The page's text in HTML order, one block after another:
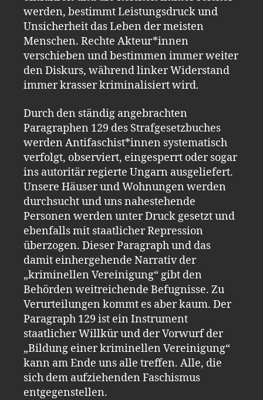
werden, bestimmt Leistungsdruck und
Unsicherheit das Leben der meisten
Menschen. Rechte Akteur*innen
verschieben und bestimmen immer weiter
den Diskurs, während linker Widerstand
immer krasser kriminalisiert wird.
Durch den ständig angebrachten
Paragraphen 129 des Strafgesetzbuches
werden Antifaschist*innen systematisch
verfolgt, observiert, eingesperrt oder sogar
ins autoritär regierte Ungarn ausgeliefert.
Unsere Häuser und Wohnungen werden
durchsucht und uns nahestehende
Personen werden unter Druck gesetzt und
ebenfalls mit staatlicher Repression
überzogen. Dieser Paragraph und das
damit einhergehende Narrativ der
„kriminellen Vereinigung“ gibt den
Behörden weitreichende Befugnisse. Zu
Verurteilungen kommt es aber kaum. Der
Paragraph 129 ist ein Instrument
staatlicher Willkür und der Vorwurf der
„Bildung einer kriminellen Vereinigung“
kann am Ende uns alle treffen. Alle, die
sich dem aufziehenden Faschismus
entgegenstellen.